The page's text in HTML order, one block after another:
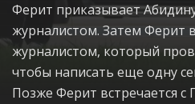
Ферит приказывает
журналистом. Затем Ферит
журналистом, который
чтобы написать еще одну
Позже Ферит встречается с